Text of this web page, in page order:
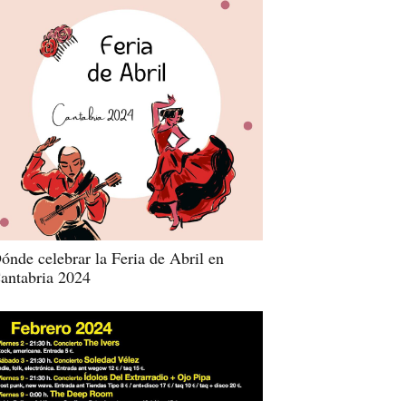
celebrar la Feria de Abril en
2024